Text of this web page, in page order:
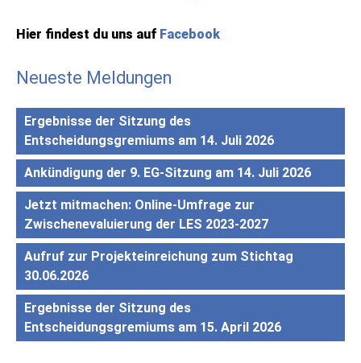
Hier findest du uns auf Facebook
Neueste Meldungen
Ergebnisse der Sitzung des
Entscheidungsgremiums am 14. Juli 2026
Ankündigung der 9. EG-Sitzung am 14. Juli 2026
Jetzt mitmachen: Online-Umfrage zur
Zwischenevaluierung der LES 2023-2027
Aufruf zur Projekteinreichung zum Stichtag
30.06.2026
Ergebnisse der Sitzung des
Entscheidungsgremiums am 15. April 2026